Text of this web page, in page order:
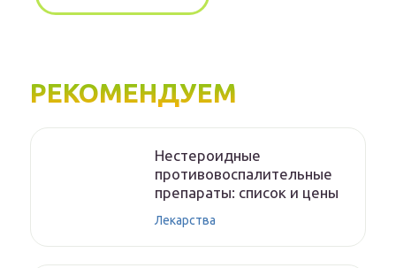
РЕКОМЕНДУЕМ
Нестероидные
противовоспалительные
препараты: список и цены
Лекарства